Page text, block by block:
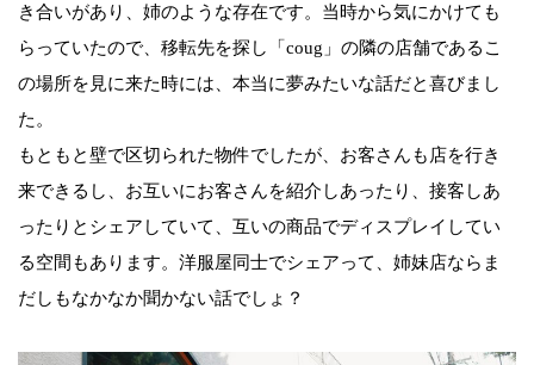
き合いがあり、姉のような存在です。当時から気にかけても
らっていたので、移転先を探し「coug」の隣の店舗であるこ
の場所を見に来た時には、本当に夢みたいな話だと喜びまし
た。
もともと壁で区切られた物件でしたが、お客さんも店を行き
来できるし、お互いにお客さんを紹介しあったり、接客しあ
ったりとシェアしていて、互いの商品でディスプレイしてい
る空間もあります。洋服屋同士でシェアって、姉妹店ならま
だしもなかなか聞かない話でしょ？